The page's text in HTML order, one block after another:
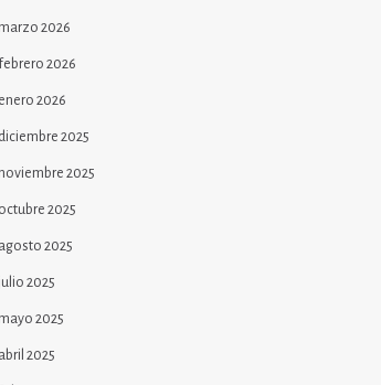
marzo 2026
febrero 2026
enero 2026
diciembre 2025
noviembre 2025
octubre 2025
agosto 2025
2025
mayo 2025
abril 2025